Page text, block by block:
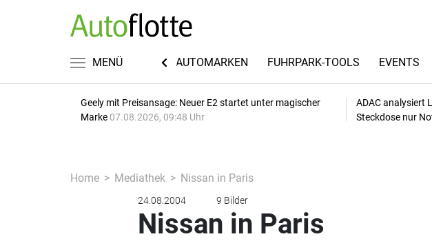
MENÜ
RECHT & STEUERN AUTOMARKEN FUHRPARK-TOOLS EVENTS
Geely mit Preisansage: Neuer E2 startet unter magischer
Marke 07.08.2026, 09:48 Uhr
ADAC analysiert
Steckdose nur
Home Mediathek Nissan in Paris
24.08.2004 9 Bilder
Nissan in Paris